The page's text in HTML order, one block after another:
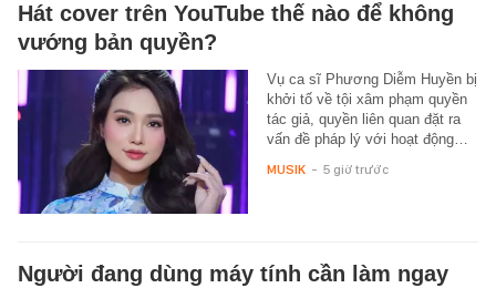
Hát cover trên YouTube thế nào để không
vướng bản quyền?
Vụ ca sĩ Phương Diễm Huyền bị
khởi tố về tội xâm phạm quyền
tác giả, quyền liên quan đặt ra
vấn đề pháp lý với hoạt động…
MUSIK - 5 giờ trước
Người đang dùng máy tính cần làm ngay